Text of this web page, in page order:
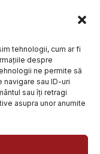
tehnologii, cum ar fi
despre
ne permite să
sau ID-uri
sau îți retragi
asupra unor anumite
Site creat de